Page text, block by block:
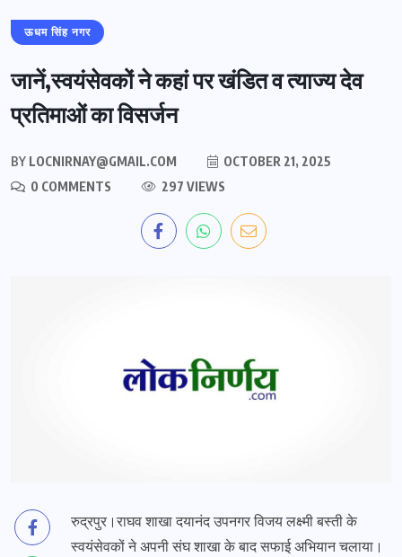
ऊधम सिंह नगर
जानें,स्वयंसेवकों ने कहां पर खंडित व त्याज्य देव
प्रतिमाओं का विसर्जन
BY LOCNIRNAY@GMAIL.COM
OCTOBER 21, 2025
0 COMMENTS
297 VIEWS
रुद्रपुर।राघव शाखा दयानंद उपनगर विजय लक्ष्मी बस्ती के
स्वयंसेवकों ने अपनी संघ शाखा के बाद सफाई अभियान चलाया।